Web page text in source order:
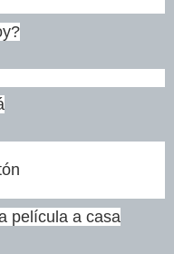
película a casa